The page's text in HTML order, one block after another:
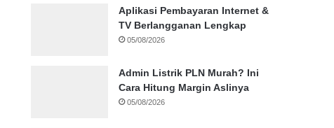
Aplikasi Pembayaran Internet &
TV Berlangganan Lengkap
05/08/2026
Admin Listrik PLN Murah? Ini
Cara Hitung Margin Aslinya
05/08/2026